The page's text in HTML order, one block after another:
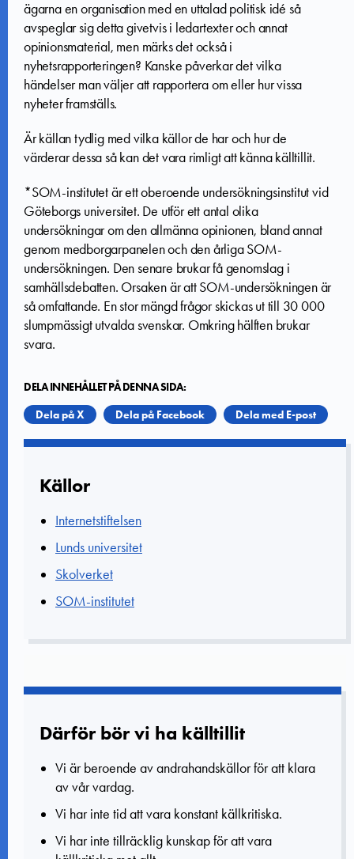
ägarna en organisation med en uttalad politisk idé så
avspeglar sig detta givetvis i ledartexter och annat
opinionsmaterial, men märks det också i
nyhetsrapporteringen? Kanske påverkar det vilka
händelser man väljer att rapportera om eller hur vissa
nyheter framställs.
Är källan tydlig med vilka källor de har och hur de
värderar dessa så kan det vara rimligt att känna källtillit.
*SOM-institutet är ett oberoende undersökningsinstitut vid
Göteborgs universitet. De utför ett antal olika
undersökningar om den allmänna opinionen, bland annat
genom medborgarpanelen och den årliga SOM-
undersökningen. Den senare brukar få genomslag i
samhällsdebatten. Orsaken är att SOM-undersökningen är
så omfattande. En stor mängd frågor skickas ut till 30 000
slumpmässigt utvalda svenskar. Omkring hälften brukar
svara.
DELA INNEHÅLLET PÅ DENNA SIDA:
Dela på X
Dela på Facebook Dela med E-post
Källor
Internetstiftelsen
Lunds universitet
Skolverket
SOM-institutet
Därför bör vi ha källtillit
Vi är beroende av andrahandskällor för att klara
av vår vardag.
Vi har inte tid att vara konstant källkritiska.
Vi har inte tillräcklig kunskap för att vara